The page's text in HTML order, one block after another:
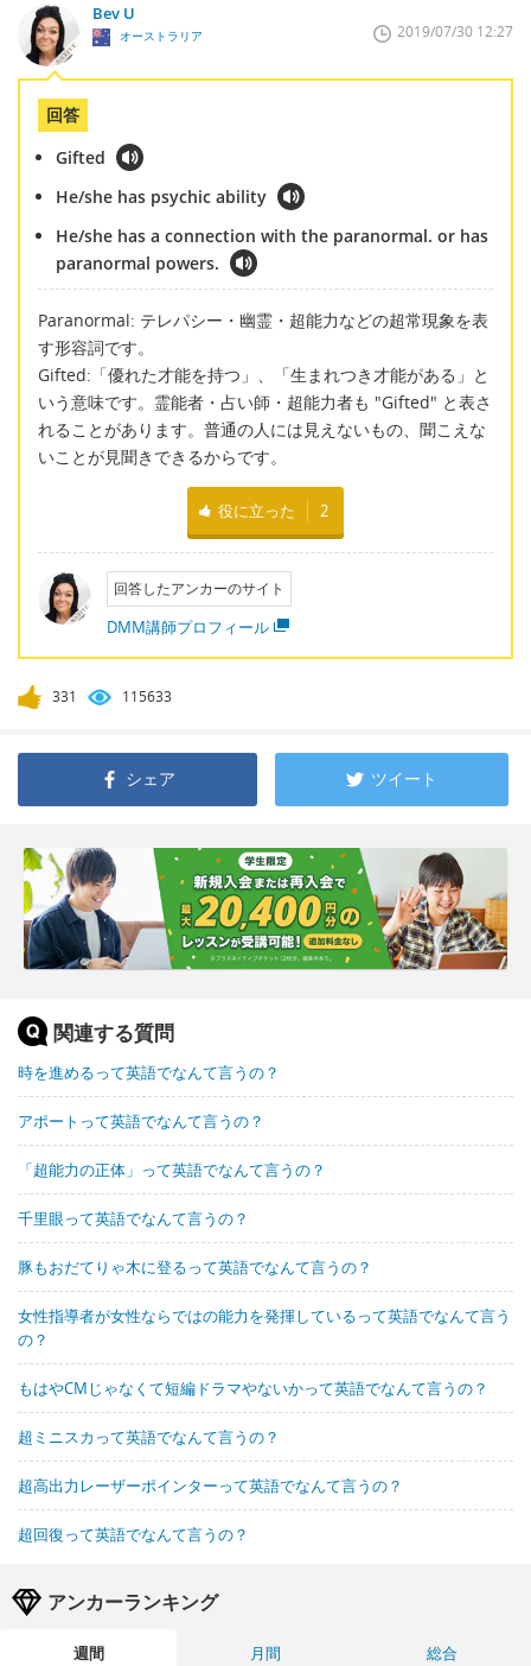
Bev U
オーストラリア 2019/07/30 12:27
回答
Gifted
He/she has psychic ability
He/she has a connection with the paranormal. or has
paranormal powers.
Paranormal: テレパシー・幽霊・超能力などの超常現象を表
す形容詞です。
Gifted:「優れた才能を持つ」、「生まれつき才能がある」と
いう意味です。霊能者・占い師・超能力者も "Gifted" と表さ
れることがあります。普通の人には見えないもの、聞こえな
いことが見聞きできるからです。
役に立った 2
回答したアンカーのサイト
DMM講師プロフィール
331 115633
シェア ツイート
関連する質問
時を進めるって英語でなんて言うの？
アポートって英語でなんて言うの？
「超能力の正体」って英語でなんて言うの？
千里眼って英語でなんて言うの？
豚もおだてりゃ木に登るって英語でなんて言うの？
女性指導者が女性ならではの能力を発揮しているって英語でなんて言う
の？
もはやCMじゃなくて短編ドラマやないかって英語でなんて言うの？
超ミニスカって英語でなんて言うの？
超高出力レーザーポインターって英語でなんて言うの？
超回復って英語でなんて言うの？
アンカーランキング
週間 月間
総合